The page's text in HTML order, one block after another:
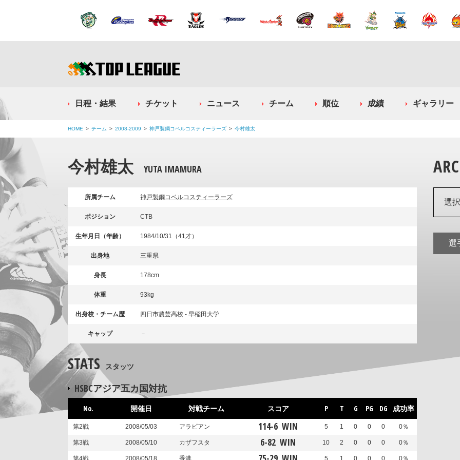
日程・結果 チケット ニュース チーム 順位 成績 ギャラリー
HOME チーム 2008-2009 神戸製鋼コベルコスティーラーズ 今村雄太
今村雄太 YUTA IMAMURA
所属チーム 神戸製鋼コベルコスティーラーズ
ポジション CTB
生年月日（年齢） 1984/10/31（41才）
出身地 三重県
身長 178cm
体重 93kg
出身校・チーム歴 四日市農芸高校 - 早稲田大学
キャップ －
STATS スタッツ
HSBCアジア五カ国対抗
No. 開催日 対戦チーム スコア P T G PG DG 成功率
第2戦 2008/05/03 アラビアン 114-6 WIN 5 1 0 0 0 0％
第3戦 2008/05/10 カザフスタ 6-82 WIN 10 2 0 0 0 0％
第4戦 2008/05/18 香港 5 1 0 0 0 0％
選
選